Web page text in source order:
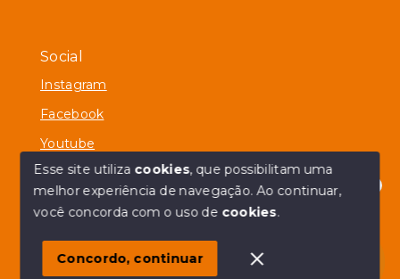
Olá! Estamos disponíveis para te ajudar.
Social
Instagram
Facebook
Youtube
© Copyright 2026 - GM2 Imóveis - Todos os direitos
SITE PARA IMOBILIARIA
Esse site utiliza cookies, que possibilitam uma
melhor experiência de navegação.Ao continuar,
você concorda com o uso de cookies.
Concordo, continuar